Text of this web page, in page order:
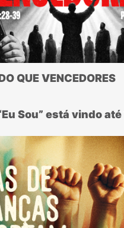
QUE VENCEDORES
Sou” está vindo